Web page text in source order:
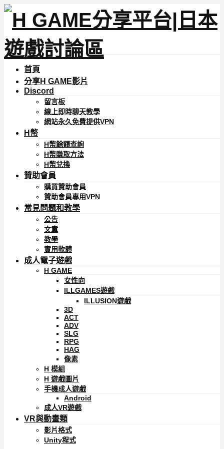
首頁
分享H GAME影片
Discord
留言板
線上即時聊天教學
網站永久免費提供VPN
H幣
H幣餘額查詢
H幣賺取方法
H幣兌換
贊助會員
購買贊助會員
贊助會員專用VPN
常見問題和教學
公告
文章
教學
實用軟體
成人電子遊戲
H GAME
女性向
ILLGAMES遊戲
ILLUSION遊戲
3D
ACT
ADV
SLG
RPG
HAG
像素
H 模組
H 遊戲圖片
手機成人遊戲
Android
成人VR遊戲
VR與動畫類
影片格式
Unity程式